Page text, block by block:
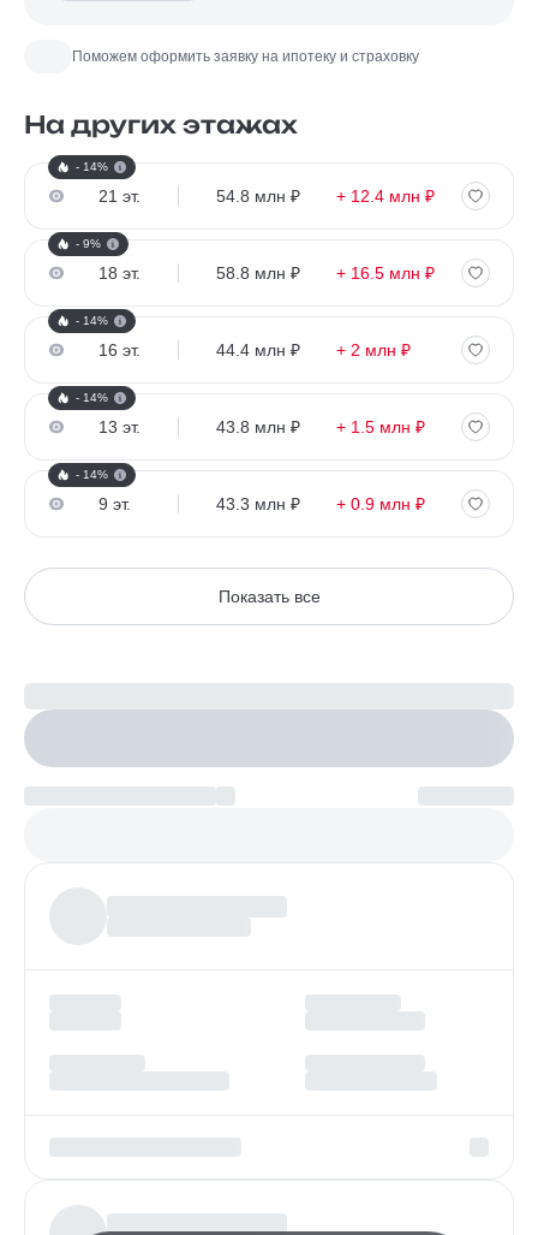
Поможем оформить заявку на ипотеку и страховку
На других этажах
- 14%
21 эт. 54.8 млн ₽ + 12.4 млн ₽
- 9%
18 эт. 58.8 млн ₽ + 16.5 млн ₽
- 14%
16 эт. 44.4 млн ₽ + 2 млн ₽
- 14%
13 эт. 43.8 млн ₽ + 1.5 млн ₽
- 14%
9 эт. 43.3 млн ₽ + 0.9 млн ₽
Показать все
Рассчитайте ипотеку